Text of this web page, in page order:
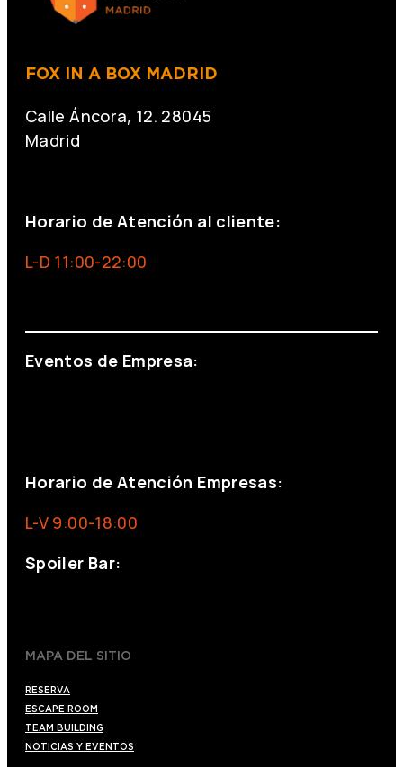
FOX IN A BOX MADRID
Calle Áncora, 12. 28045
Madrid
Horario de Atención al cliente:
L-D 11:00-22:00
Eventos de Empresa:
Horario de Atención Empresas:
L-V 9:00-18:00
Spoiler Bar:
MAPA DEL SITIO
RESERVA
ESCAPE ROOM
TEAM BUILDING
NOTICIAS Y EVENTOS